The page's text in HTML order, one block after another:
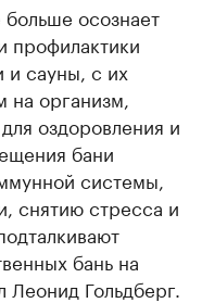
осознает
профилактики
и сауны, с их
на организм,
оздоровления и
бани
системы,
снятию стресса и
бань на
Леонид Гольдберг.